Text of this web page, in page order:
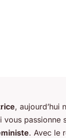
, aujourd’hui
vous passionne
. Avec le